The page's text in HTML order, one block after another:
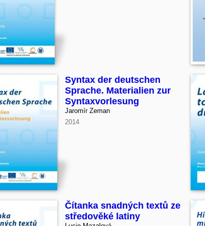
Syntax der deutschen
Sprache. Materialien zur
Syntaxvorlesung
Jaromír Zeman
2014
Čítanka snadných textů ze
středověké latiny